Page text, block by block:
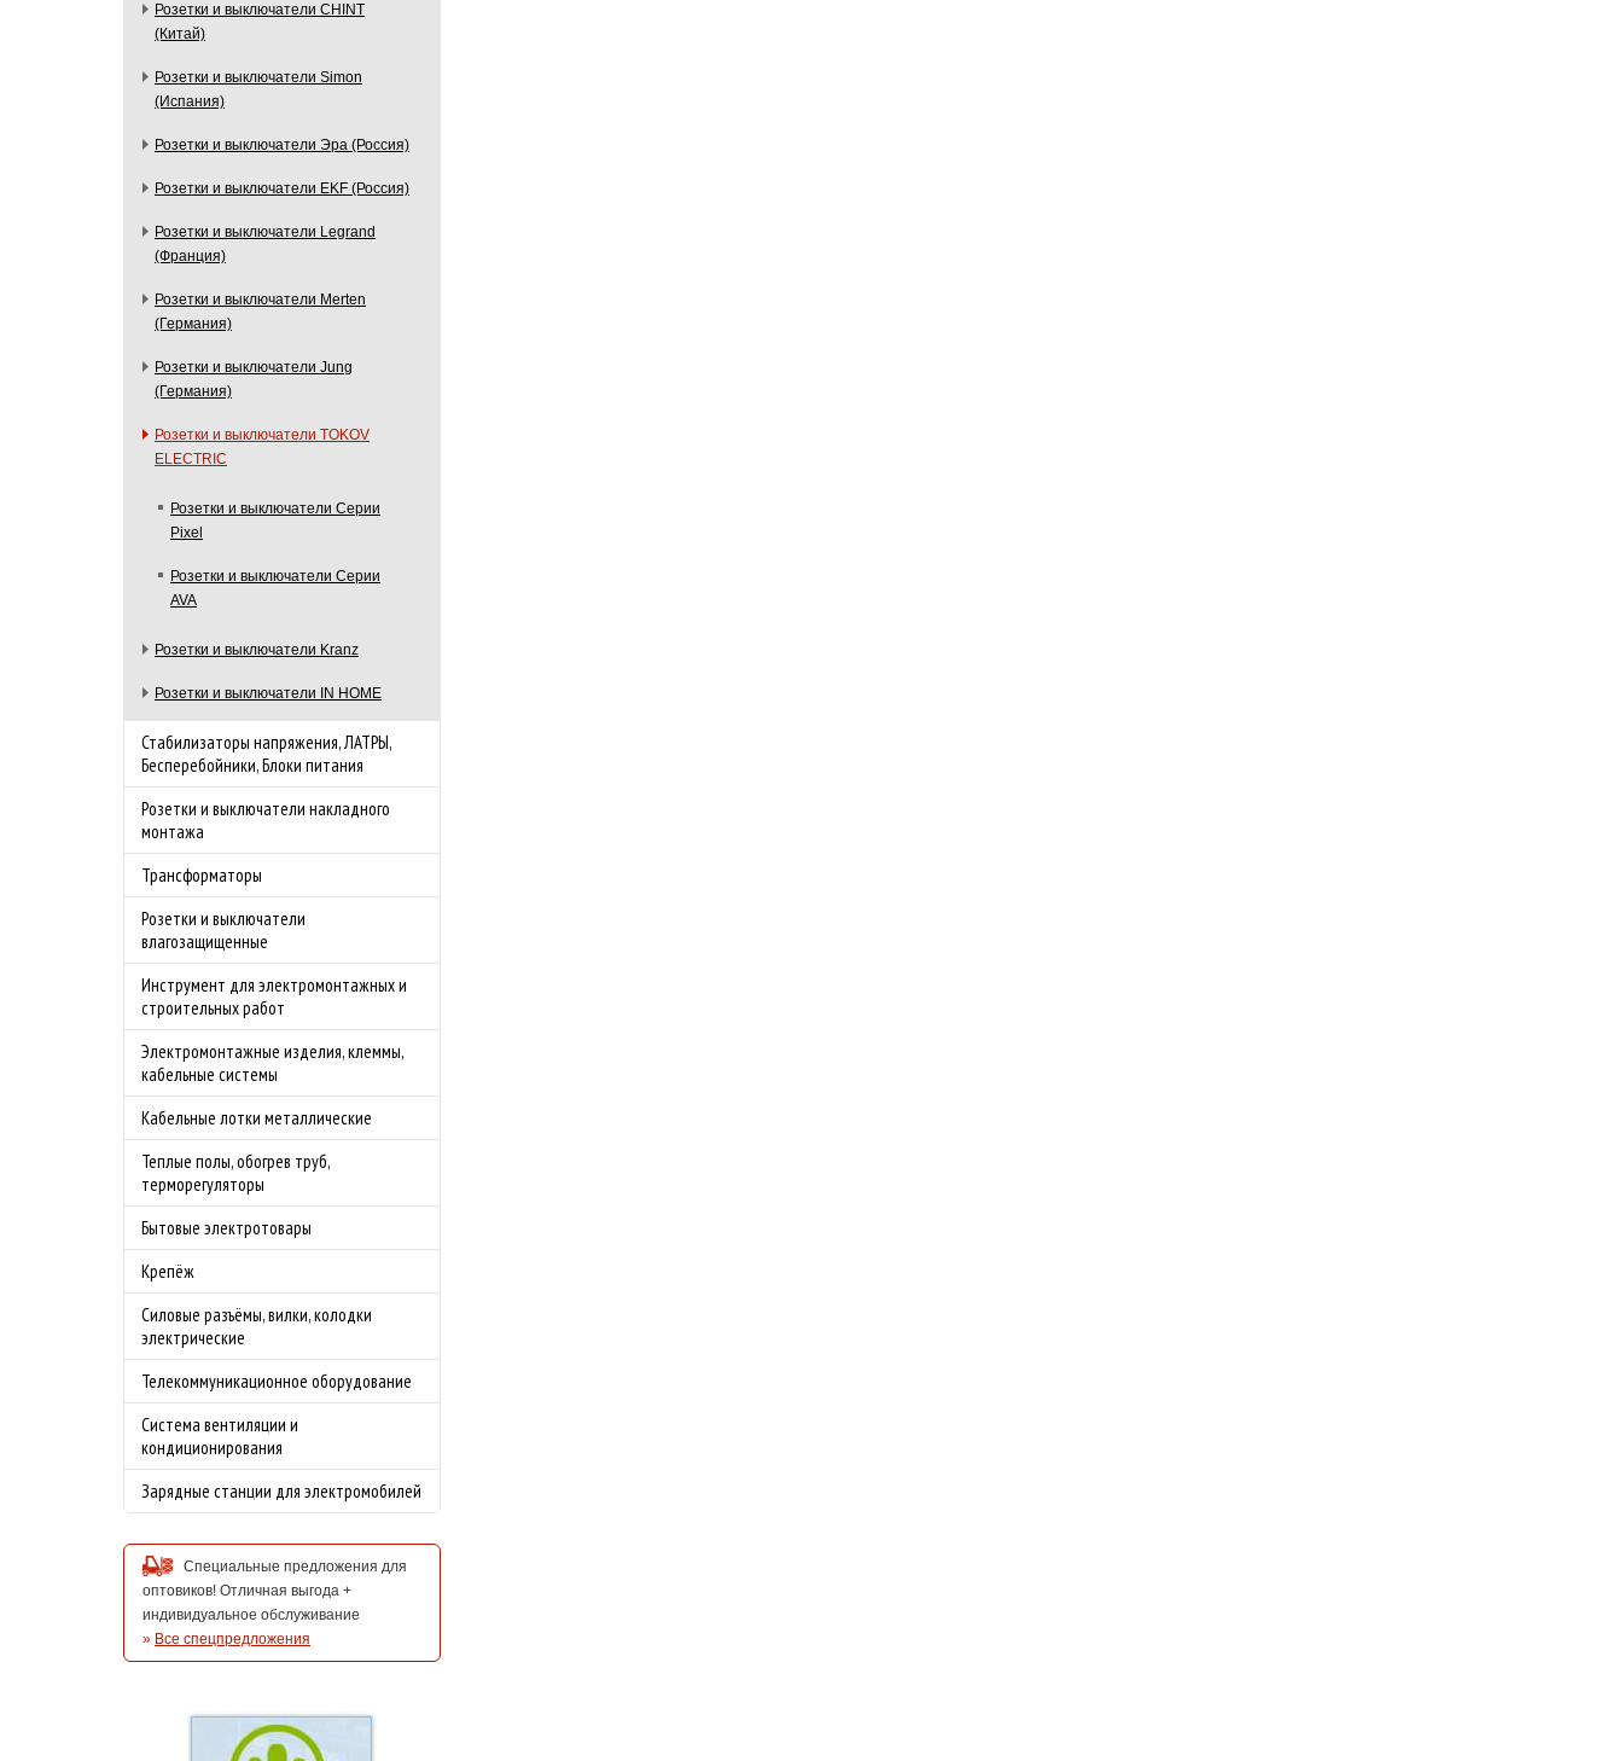
Розетки и выключатели CHINT
(Китай)
Розетки и выключатели Simon
(Испания)
Розетки и выключатели Эра (Россия)
Розетки и выключатели EKF (Россия)
Розетки и выключатели Legrand
(Франция)
Розетки и выключатели Merten
(Германия)
Розетки и выключатели Jung
(Германия)
Розетки и выключатели TOKOV
ELECTRIC
Розетки и выключатели Cерии
Pixel
Розетки и выключатели Серии
AVA
Розетки и выключатели Kranz
Розетки и выключатели IN HOME
Стабилизаторы напряжения, ЛАТРЫ,
Бесперебойники, Блоки питания
Розетки и выключатели накладного
монтажа
Трансформаторы
Розетки и выключатели
влагозащищенные
Инструмент для электромонтажных и
строительных работ
Электромонтажные изделия, клеммы,
кабельные системы
Кабельные лотки металлические
Теплые полы, обогрев труб,
терморегуляторы
Бытовые электротовары
Крепёж
Силовые разъёмы, вилки, колодки
электрические
Телекоммуникационное оборудование
Система вентиляции и
кондиционирования
Зарядные станции для электромобилей
Специальные предложения для
оптовиков! Отличная выгода +
индивидуальное обслуживание
» Все спецпредложения